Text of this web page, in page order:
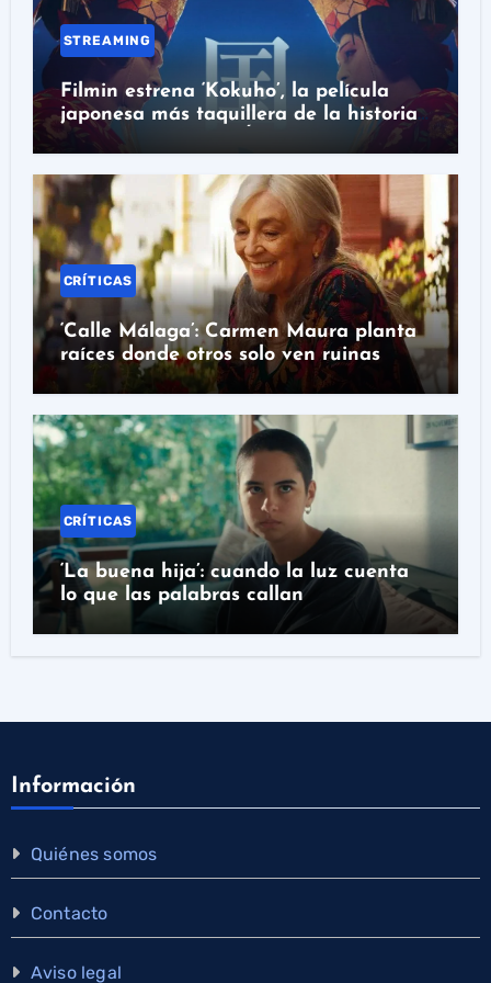
STREAMING
Filmin estrena ‘Kokuho’, la película
japonesa más taquillera de la historia
con nominación al Óscar
CRÍTICAS
‘Calle Málaga’: Carmen Maura planta
raíces donde otros solo ven ruinas
CRÍTICAS
‘La buena hija’: cuando la luz cuenta
lo que las palabras callan
Información
Quiénes somos
Contacto
Aviso legal